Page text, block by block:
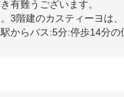
有難うございます。
3階建のカスティーヨは
からバス:5分:停歩14分